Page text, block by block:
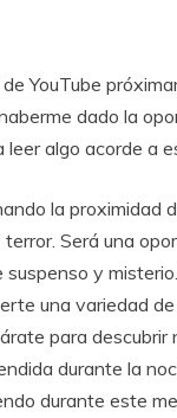
YouTube
dado la
leer algo acorde a
la proximidad
Será una
y
una variedad
para descubrir
durante la
durante este